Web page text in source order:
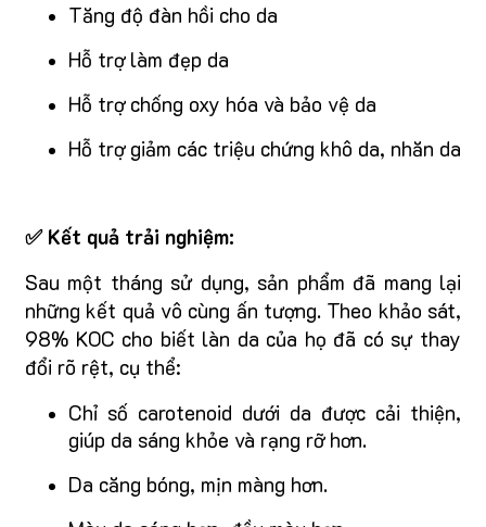
Tăng độ đàn hồi cho da
Hỗ trợ làm đẹp da
Hỗ trợ chống oxy hóa và bảo vệ da
Hỗ trợ giảm các triệu chứng khô da, nhăn da
✅ Kết quả trải nghiệm:
Sau một tháng sử dụng, sản phẩm đã mang lại
những kết quả vô cùng ấn tượng. Theo khảo sát,
98% KOC cho biết làn da của họ đã có sự thay
đổi rõ rệt, cụ thể:
Chỉ số carotenoid dưới da được cải thiện,
giúp da sáng khỏe và rạng rỡ hơn.
Da căng bóng, mịn màng hơn.